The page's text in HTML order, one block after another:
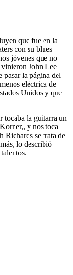
que fue en la
con su blues
jóvenes que no
vinieron John Lee
la página del
eléctrica de
Unidos y que
tocaba la guitarra un
y nos toca
Richards se trata de
lo describió